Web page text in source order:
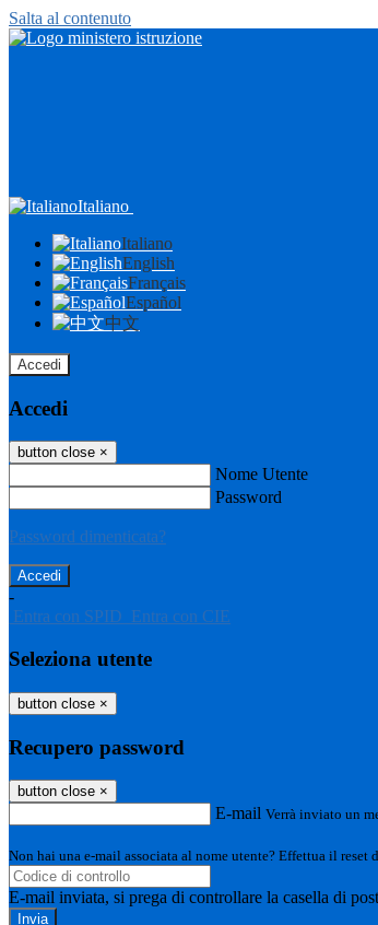
Salta al contenuto
Italiano
Italiano
English
Français
Español
中文
Accedi
Accedi
button close ×
Nome Utente
Password
Password dimenticata?
-
Entra con SPID Entra con CIE
Seleziona utente
button close ×
Recupero password
button close ×
E-mail Verrà inviato un
Non hai una e-mail associata al nome utente? Effettua il reset
E-mail inviata, si prega di controllare la casella di